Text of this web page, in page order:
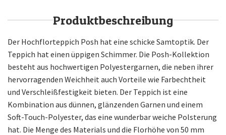
Produktbeschreibung
Der Hochflorteppich Posh hat eine schicke Samtoptik. Der
Teppich hat einen üppigen Schimmer. Die Posh-Kollektion
besteht aus hochwertigen Polyestergarnen, die neben ihrer
hervorragenden Weichheit auch Vorteile wie Farbechtheit
und Verschleißfestigkeit bieten. Der Teppich ist eine
Kombination aus dünnen, glänzenden Garnen und einem
Soft-Touch-Polyester, das eine wunderbar weiche Polsterung
hat. Die Menge des Materials und die Florhöhe von 50 mm